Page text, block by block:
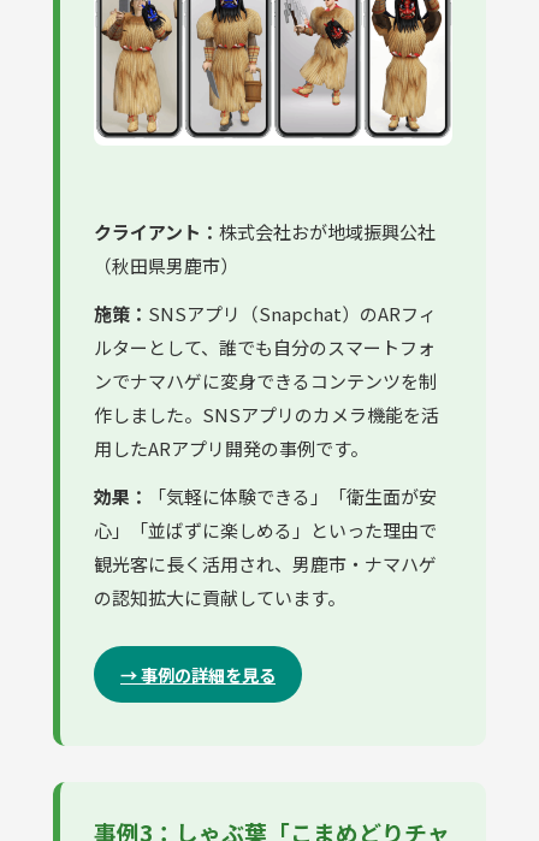
クライアント： 株式会社おが地域振興公社
（秋田県男鹿市）
施策： SNSアプリ（Snapchat）のARフィ
ルターとして、誰でも自分のスマートフォ
ンでナマハゲに変身できるコンテンツを制
作しました。SNSアプリのカメラ機能を活
用したARアプリ開発の事例です。
効果：
「気軽に体験できる」「衛生面が安
心」「並ばずに楽しめる」といった理由で
観光客に長く活用され、男鹿市・ナマハゲ
の認知拡大に貢献しています。
→ 事例の詳細を見る
事例3：しゃぶ葉「こまめどりチャ